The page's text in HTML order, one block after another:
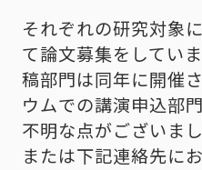
それぞれの研究対象
て論文募集をしてい
稿部門は同年に開催
ウムでの講演申込部
不明な点がございま
または下記連絡先に